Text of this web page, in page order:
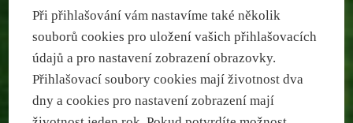
Při přihlašování vám nastavíme také několik
souborů cookies pro uložení vašich přihlašovacích
údajů a pro nastavení zobrazení obrazovky.
Přihlašovací soubory cookies mají životnost dva
dny a cookies pro nastavení zobrazení mají